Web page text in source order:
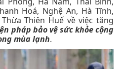
Hoá, Nghệ An, Hà Tĩnh,
Thiên Huế về việc tăng
pháp bảo vệ sức khỏe cộng
mùa lạnh.